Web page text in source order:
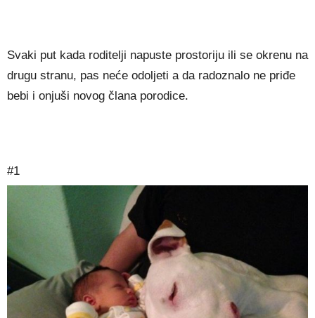
Svaki put kada roditelji napuste prostoriju ili se okrenu na
drugu stranu, pas neće odoljeti a da radoznalo ne priđe
bebi i onjuši novog člana porodice.
#1